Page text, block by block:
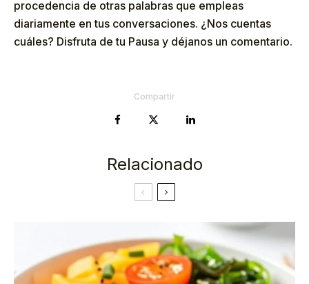
procedencia de otras palabras que empleas
diariamente en tus conversaciones. ¿Nos cuentas
cuáles? Disfruta de tu Pausa y déjanos un comentario.
Compartir
Relacionado